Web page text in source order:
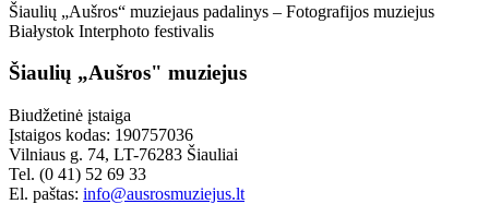
Šiaulių „Aušros“ muziejaus padalinys – Fotografijos muziejus
Białystok Interphoto festivalis
Šiaulių „Aušros" muziejus
Biudžetinė įstaiga
Įstaigos kodas: 190757036
Vilniaus g. 74, LT-76283 Šiauliai
Tel. (0 41) 52 69 33
El. paštas: info@ausrosmuziejus.lt